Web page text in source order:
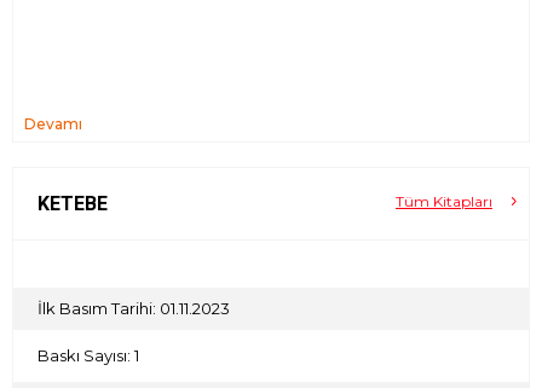
Devamı
KETEBE Tüm Kitapları
İlk Basım Tarihi: 01.11.2023
Baskı Sayısı: 1